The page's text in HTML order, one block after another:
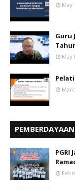
May
Guru
May
PGRI